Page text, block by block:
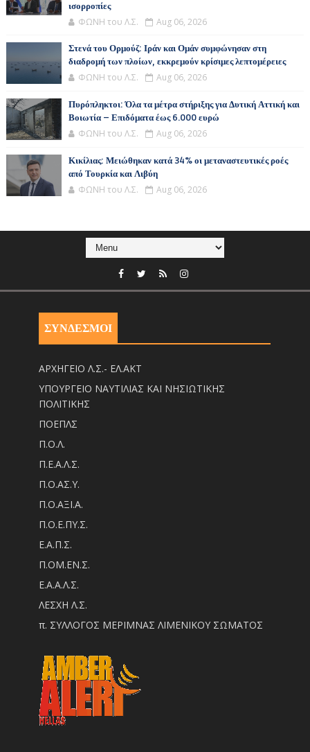
ισορροπίες
ΦΩΝΗ του Λ.Σ. Aug 06, 2026
Στενά του Ορμούζ: Ιράν και Ομάν συμφώνησαν στη
διαδρομή των πλοίων, εκκρεμούν κρίσιμες λεπτομέρειες
ΦΩΝΗ του Λ.Σ. Aug 06, 2026
Πυρόπληκτοι: Όλα τα μέτρα στήριξης για Δυτική Αττική και
Βοιωτία – Επιδόματα έως 6.000 ευρώ
ΦΩΝΗ του Λ.Σ. Aug 06, 2026
Κικίλιας: Μειώθηκαν κατά 34% οι μεταναστευτικές ροές
από Τουρκία και Λιβύη
ΦΩΝΗ του Λ.Σ. Aug 06, 2026
ΣΥΝΔΕΣΜΟΙ
ΑΡΧΗΓΕΙΟ Λ.Σ.- ΕΛ.ΑΚΤ
ΥΠΟΥΡΓΕΙΟ ΝΑΥΤΙΛΙΑΣ ΚΑΙ ΝΗΣΙΩΤΙΚΗΣ
ΠΟΛΙΤΙΚΗΣ
ΠΟΕΠΛΣ
Π.Ο.Λ.
Π.Ε.Α.Λ.Σ.
Π.Ο.ΑΣ.Υ.
Π.Ο.ΑΞΙ.Α.
Π.Ο.Ε.ΠΥ.Σ.
Ε.Α.Π.Σ.
Π.ΟM.EN.Σ.
Ε.Α.Α.Λ.Σ.
ΛΕΣΧΗ Λ.Σ.
π. ΣΥΛΛΟΓΟΣ ΜΕΡΙΜΝΑΣ ΛΙΜΕΝΙΚΟΥ ΣΩΜΑΤΟΣ